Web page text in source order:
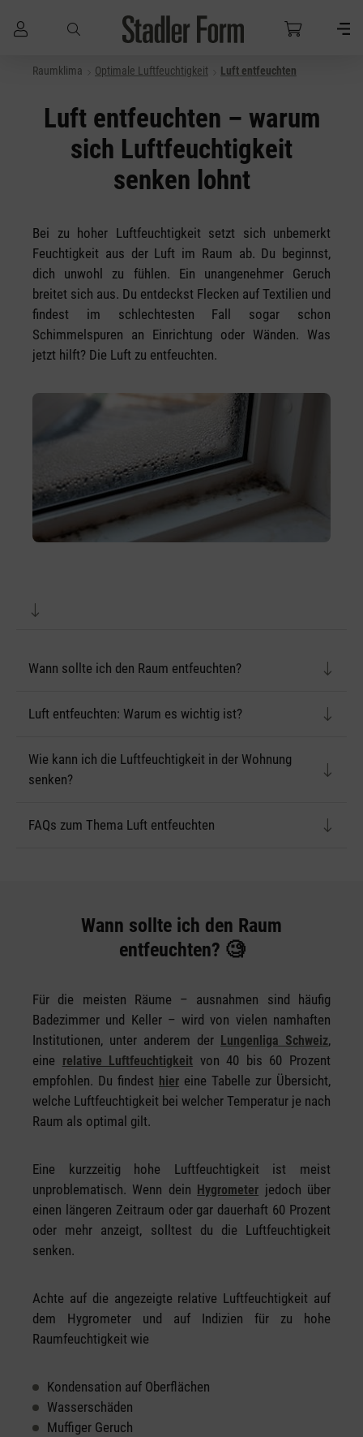
Zum Hauptinhalt springen
Raumklima Optimale Luftfeuchtigkeit Luft entfeuchten
Luft entfeuchten – warum
sich Luftfeuchtigkeit
senken lohnt
Bei zu hoher Luftfeuchtigkeit setzt sich unbemerkt
Feuchtigkeit aus der Luft im Raum ab. Du beginnst,
dich unwohl zu fühlen. Ein unangenehmer Geruch
breitet sich aus. Du entdeckst Flecken auf Textilien und
findest im schlechtesten Fall sogar schon
Schimmelspuren an Einrichtung oder Wänden. Was
jetzt hilft? Die Luft zu entfeuchten.
Wann sollte ich den Raum entfeuchten?
Luft entfeuchten: Warum es wichtig ist?
Wie kann ich die Luftfeuchtigkeit in der Wohnung
senken?
FAQs zum Thema Luft entfeuchten
Wann sollte ich den Raum
entfeuchten? 🧐
Für die meisten Räume – ausnahmen sind häufig
Badezimmer und Keller – wird von vielen namhaften
Institutionen, unter anderem der Lungenliga Schweiz,
eine relative Luftfeuchtigkeit von 40 bis 60 Prozent
empfohlen. Du findest hier eine Tabelle zur Übersicht,
welche Luftfeuchtigkeit bei welcher Temperatur je nach
Raum als optimal gilt.
Eine kurzzeitig hohe Luftfeuchtigkeit ist meist
unproblematisch. Wenn dein Hygrometer jedoch über
einen längeren Zeitraum oder gar dauerhaft 60 Prozent
oder mehr anzeigt, solltest du die Luftfeuchtigkeit
senken.
Achte auf die angezeigte relative Luftfeuchtigkeit auf
dem Hygrometer und auf Indizien für zu hohe
Raumfeuchtigkeit wie
Kondensation auf Oberflächen
Wasserschäden
Muffiger Geruch